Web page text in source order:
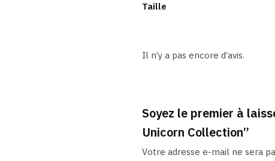
Taille
Il n’y a pas encore d’avis.
Soyez le premier à
Unicorn Collection”
Votre adresse e-mail ne sera